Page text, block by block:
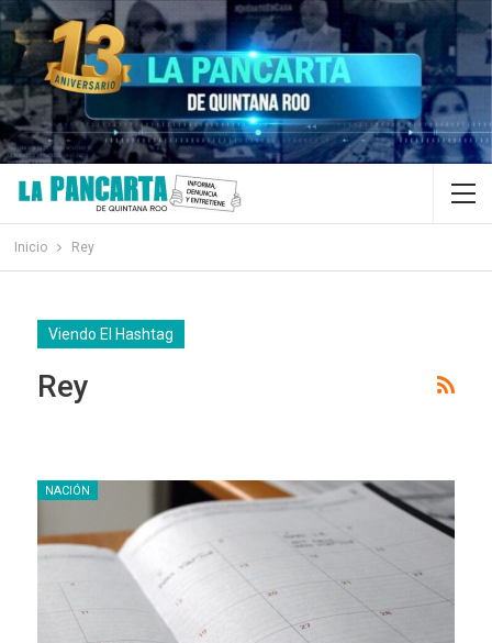
Inicio Rey
Viendo El Hashtag
Rey
NACIÓN